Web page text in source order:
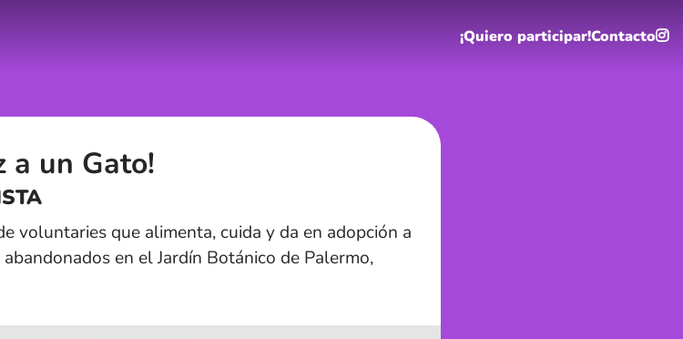
¡Quiero participar!Contacto
a un Gato!
voluntaries que alimenta, cuida y da en adopción a
en el Jardín Botánico de Palermo,